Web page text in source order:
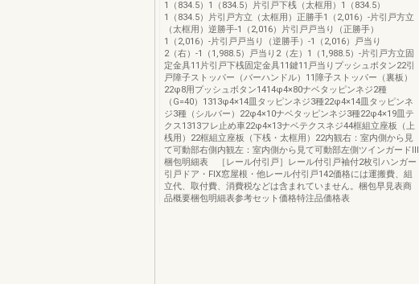
1（834.5）1（834.5）片引戸下桟（太框用）1（834.5）
1（834.5）片引戸方立（太框用）正勝手1（2,016）-片引戸方立
（太框用）逆勝手-1（2,016）片引戸戸当り（正勝手）
1（2,016）-片引戸戸当り（逆勝手）-1（2,016）戸当り
2（右）-1（1,988.5）戸当り2（左）1（1,988.5）-片引戸方立固
定金具11片引戸下桟固定金具11鍵11戸当りプッシュボタン22引
戸障子ストッパー（バーハンドル）11障子ストッパー（裏板）
22φ8用プッシュボタン1414φ4×80ナベタッピンネジ2種
（G=40）1313φ4×14皿タッピンネジ3種22φ4×14皿タッピンネ
ジ3種（シルバー）22φ4×10ナベタッピンネジ3種22φ4×19皿テ
クス1313フレ止め車22φ4×13ナベテクスネジ44框組立座板（上
桟用）22框組立座板（下桟・太框用）22内観右：室内側から見
て可動部右側内観左：室内側から見て可動部左側ツインガードⅢ
梱包明細表 ［レール付引戸］レール付引戸袖付2枚引ハンガー
引戸ドア・FIX窓屋根・他レール付引戸142価格には運搬費、組
立代、取付費、消費税などは含まれていません。梱包早見表商
品概要梱包明細表参考セット価格特注品価格表